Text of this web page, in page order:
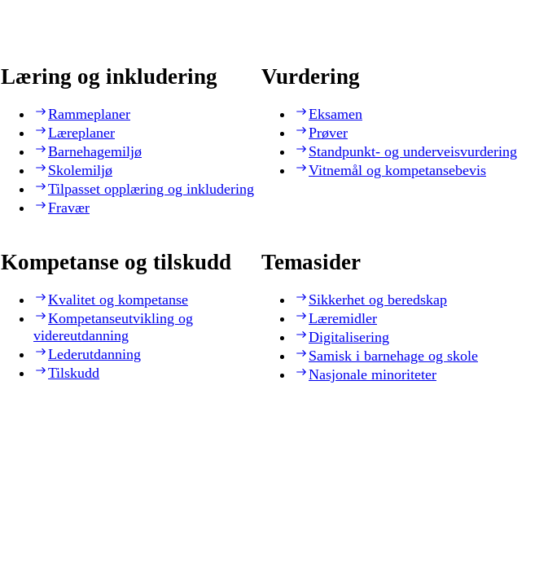
Læring og inkludering
Rammeplaner
Læreplaner
Barnehagemiljø
Skolemiljø
Tilpasset opplæring og inkludering
Fravær
Vurdering
Eksamen
Prøver
Standpunkt- og underveisvurdering
Vitnemål og kompetansebevis
Kompetanse og tilskudd
Kvalitet og kompetanse
Kompetanseutvikling og
videreutdanning
Lederutdanning
Tilskudd
Temasider
Sikkerhet og beredskap
Læremidler
Digitalisering
Samisk i barnehage og skole
Nasjonale minoriteter